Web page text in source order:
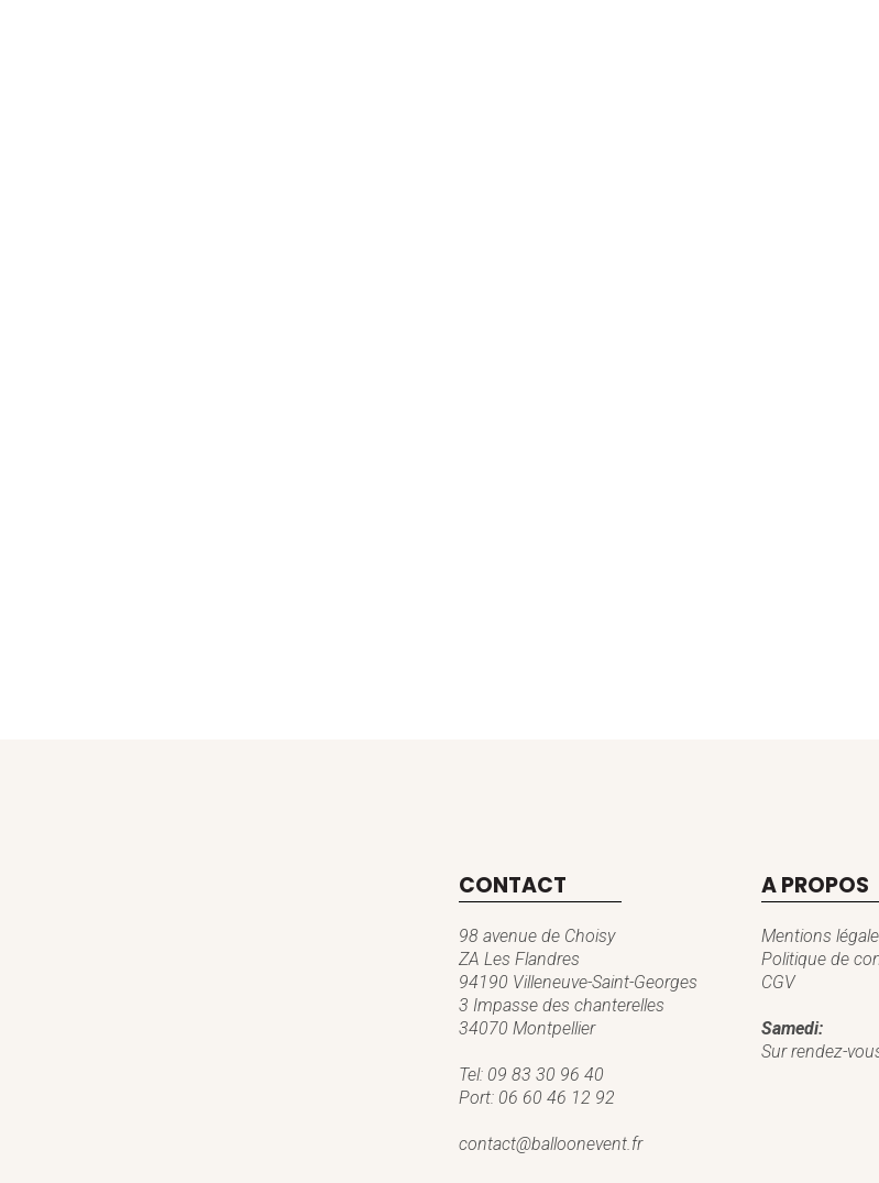
CONTACT
98 avenue de Choisy
ZA Les Flandres
94190 Villeneuve-Saint-Georges
3 Impasse des chanterelles
34070 Montpellier
Tel: 09 83 30 96 40
Port: 06 60 46 12 92
contact@balloonevent.fr
A PROPOS
Mentions
Politique de
CGV
Samedi:
Sur rendez-